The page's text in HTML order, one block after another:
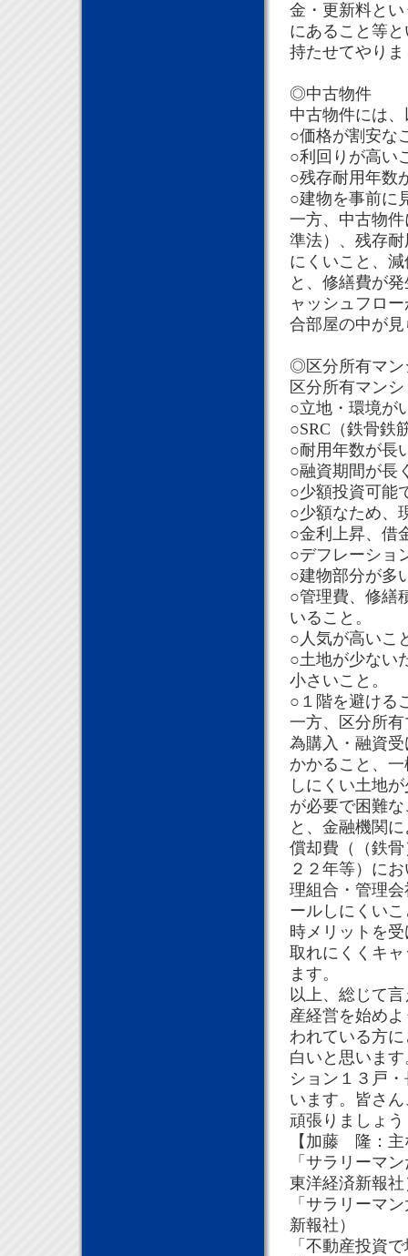
金・更新料と
にあること等
持たせてやり
◎中古物件
中古物件には
○価格が割安な
○利回りが高い
○残存耐用年数
○建物を事前に
一方、中古物
準法）、残存
にくいこと、
と、修繕費が
ャッシュフロ
合部屋の中が
◎区分所有マン
区分所有マン
○立地・環境が
○SRC（鉄骨鉄
○耐用年数が長
○融資期間が長
○少額投資可能
○少額なため、
○金利上昇、借
○デフレーショ
○建物部分が多
○管理費、修繕
いること。
○人気が高いこ
○土地が少ない
小さいこと。
○１階を避ける
一方、区分所
為購入・融資
かかること、
しにくい土地
が必要で困難
と、金融機関
償却費（（鉄
２２年等）に
理組合・管理
ールしにくい
時メリットを
取れにくくキ
ます。
以上、総じて
産経営を始め
われている方
白いと思いま
ション１３戸
います。皆さ
頑張りましょう
【加藤 隆：主
「サラリーマ
東洋経済新報社
「サラリーマ
新報社）
「不動産投資